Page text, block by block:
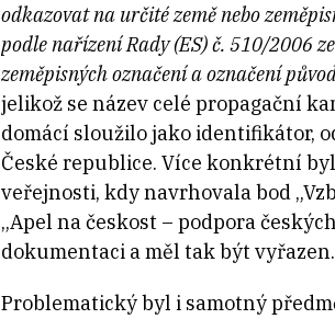
odkazovat na určité země nebo
podle nařízení Rady (ES) č. 510/2006
zeměpisných označení a označení
jelikož se název celé propagační
domácí sloužilo jako identifikátor,
České republice. Více konkrétní
veřejnosti, kdy navrhovala bod
„Apel na českost – podpora
dokumentaci a měl tak být vyřazen.
Problematický byl i samotný